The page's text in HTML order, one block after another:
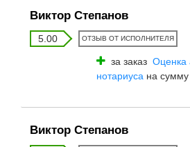
Виктор Степанов
5.00 ОТЗЫВ ОТ ИСПОЛНИТЕЛЯ
за заказ Оценка
нотариуса на
Виктор Степанов